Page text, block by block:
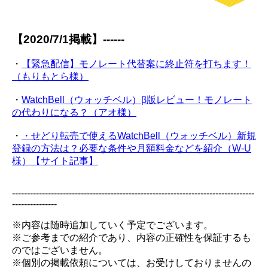
【2020/7/1掲載】------
・
【緊急配信】モノレート代替案に終止符を打ちます！
（もりもとら様）
・ WatchBell（ウォッチベル）β版レビュー！モノレート
の代わりになる？（アオ様）
・
・せどり転売で使えるWatchBell（ウォッチベル）新規
登録の方法は？必要な条件や月額料金などを紹介（W-U
様）【サイト記事】
---------------------------------------------------------------------------------
---------------
※内容は随時追加していく予定でございます。
※ご参考までの紹介であり、内容の正確性を保証するも
のではございません。
※個別の掲載依頼については、お受けしておりませんの